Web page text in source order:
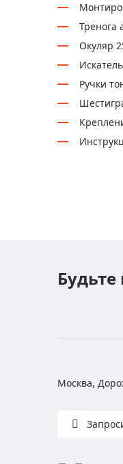
Тренога
Окуляр
Ручки
Москва,